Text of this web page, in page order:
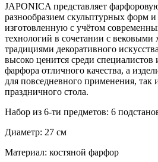
JAPONICA представляет
разнообразием скульптурных форм
изготовленную с учётом
технологий в сочетании с вековыми
традициями декоративного
высоко ценится среди специалистов
фарфора отличного качества, а
для повседневного применения, так
праздничного стола.
Набор из 6-ти предметов: 6
Диаметр: 27 см
Материал: костяной фарфор